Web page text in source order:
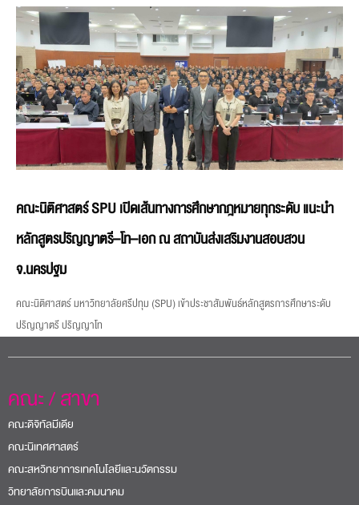
คณะนิติศาสตร์ SPU เปิดเส้นทางการศึกษากฎหมายทุกระดับ แนะนำ
หลักสูตรปริญญาตรี–โท–เอก ณ สถาบันส่งเสริมงานสอบสวน
จ.นครปฐม
คณะนิติศาสตร์ มหาวิทยาลัยศรีปทุม (SPU) เข้าประชาสัมพันธ์หลักสูตรการศึกษาระดับ
ปริญญาตรี ปริญญาโท
คณะ / สาขา
คณะดิจิทัลมีเดีย
คณะนิเทศศาสตร์
คณะสหวิทยาการเทคโนโลยีและนวัตกรรม
วิทยาลัยการบินและคมนาคม